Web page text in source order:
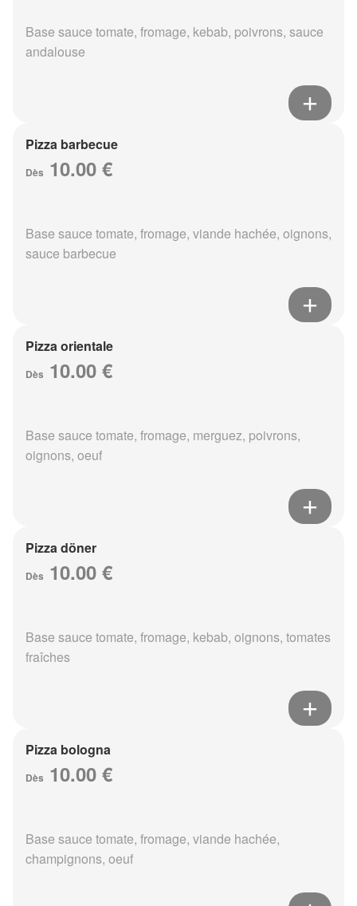
Base sauce tomate, fromage, kebab, poivrons, sauce
andalouse
Pizza barbecue
Dès 10.00 €
Base sauce tomate, fromage, viande hachée, oignons,
sauce barbecue
Pizza orientale
Dès 10.00 €
Base sauce tomate, fromage, merguez, poivrons,
oignons, oeuf
Pizza döner
Dès 10.00 €
Base sauce tomate, fromage, kebab, oignons, tomates
fraîches
Pizza bologna
Dès 10.00 €
Base sauce tomate, fromage, viande hachée,
champignons, oeuf